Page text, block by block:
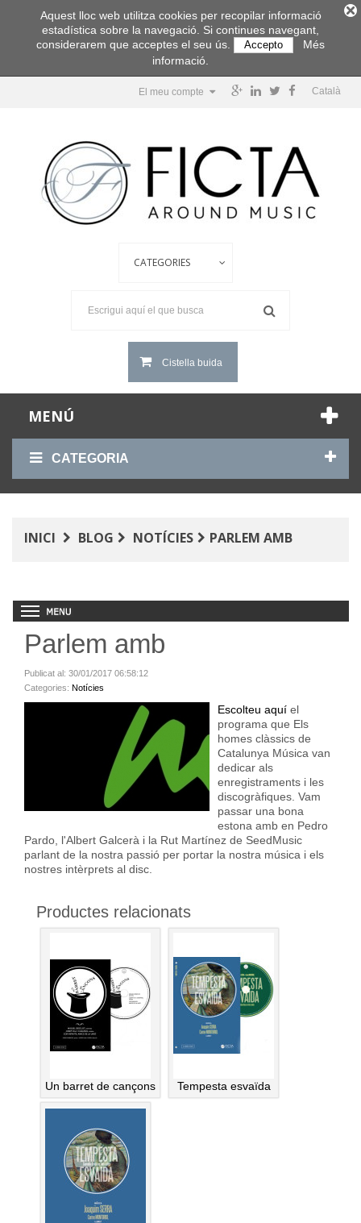
Català
El meu compte
Cistella buida
MENÚ
CATEGORIA
INICI BLOG NOTÍCIES PARLEM AMB
Parlem amb
Publicat al: 30/01/2017 06:58:12
Categories: Notícies
Escolteu aquí el
programa que Els
homes clàssics de
Catalunya Música van
dedicar als
enregistraments i les
discogràfiques. Vam
passar una bona
estona amb en Pedro
Pardo, l'Albert Galcerà i la Rut Martínez de SeedMusic
parlant de la nostra passió per portar la nostra música i els
nostres intèrprets al disc.
Productes relacionats
Un barret de cançons Tempesta esvaïda
Aquest lloc web utilitza cookies per recopilar informació
estadística sobre la navegació. Si continues navegant,
considerarem que acceptes el seu ús.
Accepto
Més
informació.